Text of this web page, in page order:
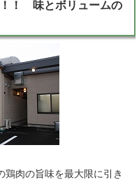
！ 味とボリュームの
鶏肉の旨味を最大限に引き